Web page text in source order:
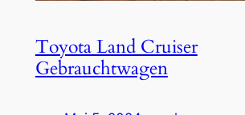
Toyota Land Cruiser
Gebrauchtwagen